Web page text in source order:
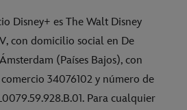
Disney+ es The Walt Disney
con domicilio social en De
(Países Bajos), con
34076102 y número de
Para cualquier